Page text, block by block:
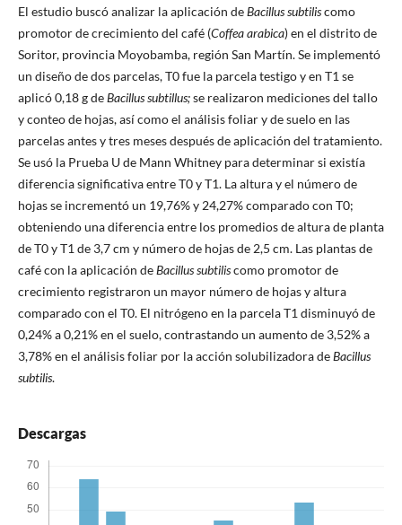
El estudio buscó analizar la aplicación deBacillus subtiliscomo
promotor de crecimiento del café (Coffea arabica) en el distrito de
Soritor, provincia Moyobamba, región San Martín. Se implementó
un diseño de dos parcelas, T0 fue la parcela testigo y en T1 se
aplicó 0,18 g deBacillus subtillus;se realizaron mediciones del tallo
y conteo de hojas, así como el análisis foliar y de suelo en las
parcelas antes y tres meses después de aplicación del tratamiento.
Se usó la Prueba U de Mann Whitney para determinar si existía
diferencia significativa entre T0 y T1. La altura y el número de
hojas se incrementó un 19,76% y 24,27% comparado con T0;
obteniendo una diferencia entre los promedios de altura de planta
de T0 y T1 de 3,7 cm y número de hojas de 2,5 cm. Las plantas de
café con la aplicación deBacillus subtiliscomo promotor de
crecimiento registraron un mayor número de hojas y altura
comparado con el T0. El nitrógeno en la parcela T1 disminuyó de
0,24% a 0,21% en el suelo, contrastando un aumento de 3,52% a
3,78% en el análisis foliar por la acción solubilizadora deBacillus
subtilis.
Descargas